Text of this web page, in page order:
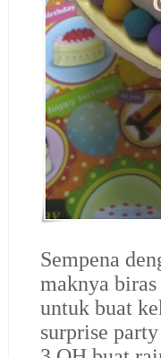
Sempena
maknya
untuk buat
surprise